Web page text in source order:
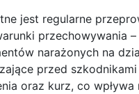
jest regularne
przechowywania
narażonych na
przed
oraz kurz, co